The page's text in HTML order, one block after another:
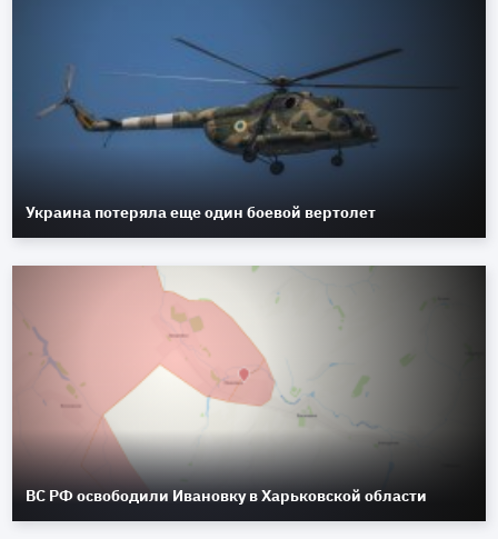
Украина потеряла еще один боевой вертолет
ВС РФ освободили Ивановку в Харьковской области